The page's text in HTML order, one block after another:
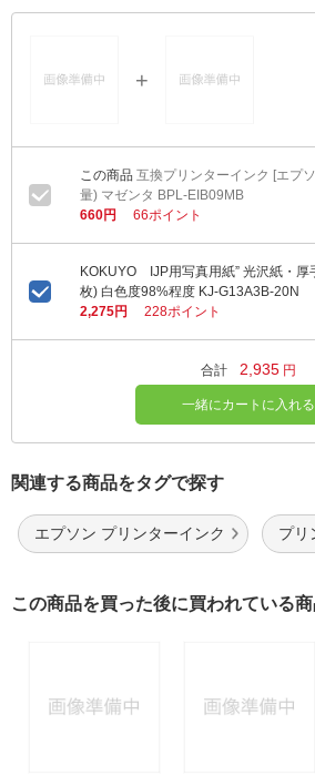
互換プリンターインク [エプ
量) マゼンタ BPL-EIB09MB
660円
66ポイント
KOKUYO IJP用写真用紙” 光沢紙・厚
枚) 白色度98%程度 KJ-G13A3B-20N
2,275円
228ポイント
合計 2,935 円
一緒にカートに入れる
関連する商品をタグで探す
エプソン プリンターインク プリ
この商品を買った後に買われている